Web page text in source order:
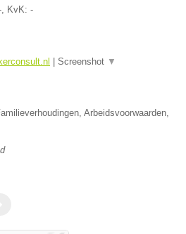
, KvK: -
Screenshot ▼
Arbeidsvoorwaarden,